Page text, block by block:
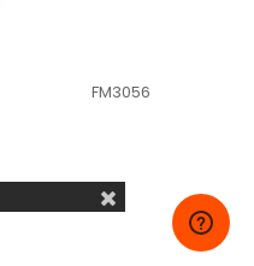
FM3056